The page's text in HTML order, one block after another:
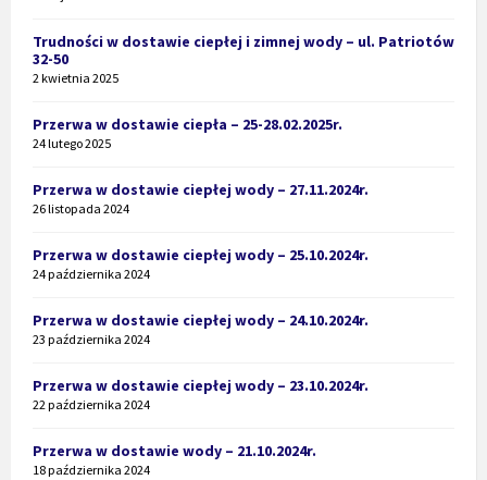
Trudności w dostawie ciepłej i zimnej wody – ul. Patriotów
32-50
2 kwietnia 2025
Przerwa w dostawie ciepła – 25-28.02.2025r.
24 lutego 2025
Przerwa w dostawie ciepłej wody – 27.11.2024r.
26 listopada 2024
Przerwa w dostawie ciepłej wody – 25.10.2024r.
24 października 2024
Przerwa w dostawie ciepłej wody – 24.10.2024r.
23 października 2024
Przerwa w dostawie ciepłej wody – 23.10.2024r.
22 października 2024
Przerwa w dostawie wody – 21.10.2024r.
18 października 2024